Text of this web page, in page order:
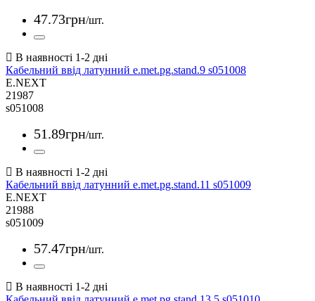
47.73грн/шт.
Кабельний ввід латунний e.met.pg.stand.9 s051008
E.NEXT
21987
s051008
51.89грн/шт.
Кабельний ввід латунний e.met.pg.stand.11 s051009
E.NEXT
21988
s051009
57.47грн/шт.